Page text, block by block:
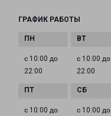
ГРАФИК РАБОТЫ
с 10:00 до
22:00
с 10:00 до
22:00
с 10:00 до
с 10:00 до